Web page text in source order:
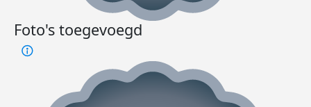
Foto's toegevoegd